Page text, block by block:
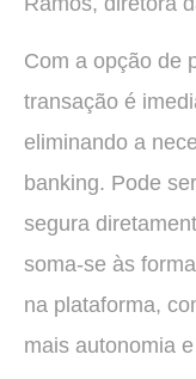
Com a opção de
transação é
eliminando a
banking. Pode
segura
soma-se às
na plataforma,
mais autonomia